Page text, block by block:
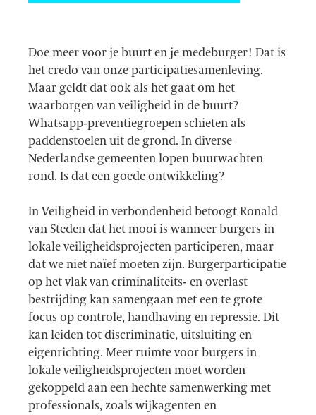
Doe meer voor je buurt en je medeburger! Dat is
het credo van onze participatiesamenleving.
Maar geldt dat ook als het gaat om het
waarborgen van veiligheid in de buurt?
Whatsapp-preventiegroepen schieten als
paddenstoelen uit de grond. In diverse
Nederlandse gemeenten lopen buurwachten
rond. Is dat een goede ontwikkeling?
In Veiligheid in verbondenheid betoogt Ronald
van Steden dat het mooi is wanneer burgers in
lokale veiligheidsprojecten participeren, maar
dat we niet naïef moeten zijn. Burgerparticipatie
op het vlak van criminaliteits- en overlast
bestrijding kan samengaan met een te grote
focus op controle, handhaving en repressie. Dit
kan leiden tot discriminatie, uitsluiting en
eigenrichting. Meer ruimte voor burgers in
lokale veiligheidsprojecten moet worden
gekoppeld aan een hechte samenwerking met
professionals, zoals wijkagenten en